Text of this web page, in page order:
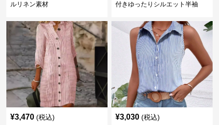
ルリネン素材
付きゆったりシルエット半袖
¥3,470 (税込) ¥3,030 (税込)